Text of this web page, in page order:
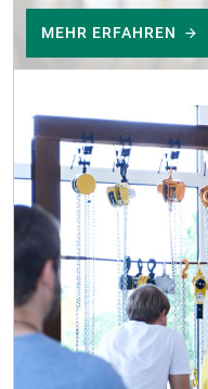
MEHR ERFAHREN